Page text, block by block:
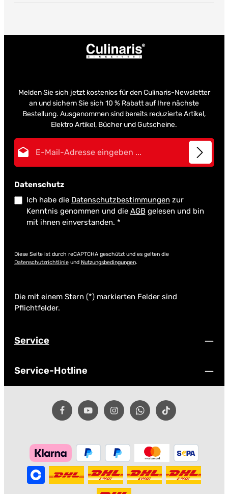
Melden Sie sich jetzt kostenlos für den Culinaris-Newsletter
an und sichern Sie sich 10 % Rabatt auf Ihre nächste
Bestellung. Ausgenommen sind bereits reduzierte Artikel,
Elektro Artikel, Bücher und Gutscheine.
Datenschutz
Ich habe die Datenschutzbestimmungen zur
Kenntnis genommen und die AGBgelesen und bin
mit ihnen einverstanden. *
Diese Seite ist durch reCAPTCHA geschützt und es gelten die
Datenschutzrichtlinieund Nutzungsbedingungen.
Die mit einem Stern (*) markierten Felder sind
Pflichtfelder.
Service
Service-Hotline